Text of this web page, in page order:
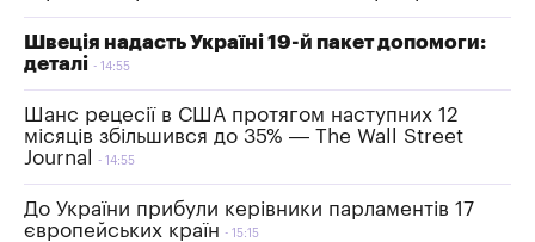
Швеція надасть Україні 19-й пакет допомоги:
деталі
14:55
Шанс рецесії в США протягом наступних 12
місяців збільшився до 35% — The Wall Street
Journal
14:55
До України прибули керівники парламентів 17
європейських країн
15:15